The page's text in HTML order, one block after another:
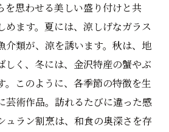
を思わせる美しい盛り付けと共
めます。夏には、涼しげなガラス
介類が、涼を誘います。秋は、地
しく、冬には、金沢特産の蟹やぶ
。このように、各季節の特徴を生
芸術作品。訪れるたびに違った感
ュラン割烹は、和食の奥深さを存